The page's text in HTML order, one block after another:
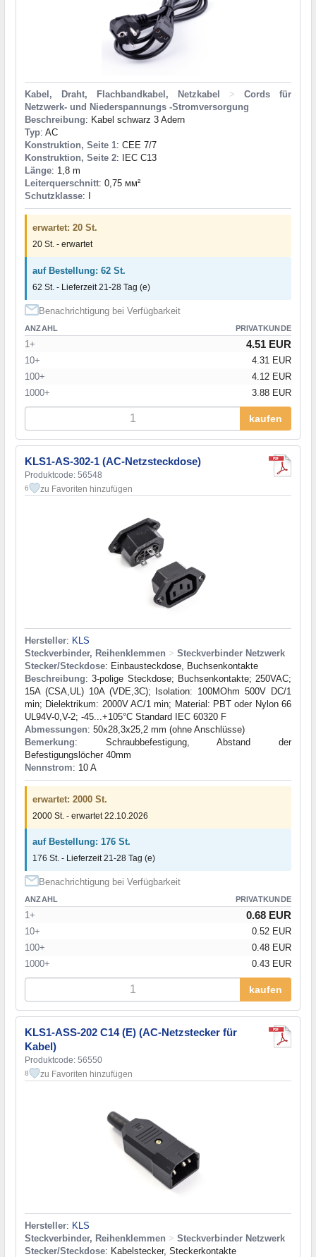
Kabel, Draht, Flachbandkabel, Netzkabel >
Cords für
Netzwerk- und Niederspannungs -Stromversorgung
Beschreibung: Kabel schwarz 3 Adern
Typ: AC
Konstruktion, Seite 1: CEE 7/7
Konstruktion, Seite 2: IEC C13
Länge: 1,8 m
Leiterquerschnitt: 0,75 мм²
Schutzklasse: I
erwartet: 20 St.
20 St. - erwartet
auf Bestellung: 62 St.
62 St. - Lieferzeit 21-28 Tag (e)
Benachrichtigung bei Verfügbarkeit
ANZAHL PRIVATKUNDE
1+ 4.51 EUR
10+
4.31 EUR
100+
4.12 EUR
1000+
3.88 EUR
kaufen
KLS1-AS-302-1 (AC-Netzsteckdose)
Produktcode: 56548
6 zu Favoriten hinzufügen
Hersteller: KLS
Steckverbinder, Reihenklemmen > Steckverbinder Netzwerk
Stecker/Steckdose: Einbausteckdose, Buchsenkontakte
Beschreibung: 3-polige Steckdose; Buchsenkontakte; 250VAC;
15A (CSA,UL) 10A (VDE,3C); Isolation: 100MOhm 500V DC/1
min; Dielektrikum: 2000V AC/1 min; Material: PBT oder Nylon 66
UL94V-0,V-2; -45...+105°C Standard IEC 60320 F
Abmessungen: 50x28,3x25,2 mm (ohne Anschlüsse)
Bemerkung: Schraubbefestigung, Abstand der
Befestigungslöcher 40mm
Nennstrom: 10 A
erwartet: 2000 St.
2000 St. - erwartet 22.10.2026
auf Bestellung: 176 St.
176 St. - Lieferzeit 21-28 Tag (e)
Benachrichtigung bei Verfügbarkeit
ANZAHL PRIVATKUNDE
1+ 0.68 EUR
10+
0.52 EUR
100+
0.48 EUR
1000+
0.43 EUR
kaufen
KLS1-ASS-202 C14 (E) (AC-Netzstecker für
Kabel)
Produktcode: 56550
8 zu Favoriten hinzufügen
Hersteller: KLS
Steckverbinder, Reihenklemmen > Steckverbinder Netzwerk
Stecker/Steckdose: Kabelstecker, Steckerkontakte